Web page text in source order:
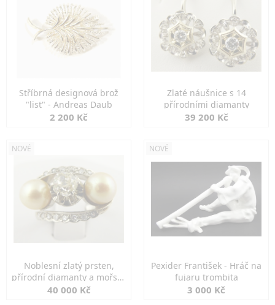
Stříbrná designová brož
"list" - Andreas Daub
2 200 Kč
Zlaté náušnice s 14
přírodními diamanty
39 200 Kč
NOVÉ
Noblesní zlatý prsten,
přírodní diamanty a mořské
perly
40 000 Kč
NOVÉ
Pexider František - Hráč na
fujaru trombita
3 000 Kč